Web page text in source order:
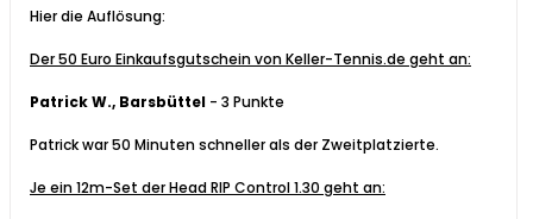
Hier die Auflösung:
Der 50 Euro Einkaufsgutschein von Keller-Tennis.de geht an:
Patrick W., Barsbüttel - 3 Punkte
Patrick war 50 Minuten schneller als der Zweitplatzierte.
Je ein 12m-Set der Head RIP Control 1.30 geht an: